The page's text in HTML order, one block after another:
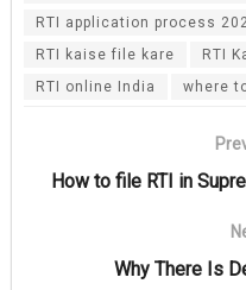
RTI application process
RTI kaise file kare
RTI
RTI online India
where
How to file RTI in
Why There Is